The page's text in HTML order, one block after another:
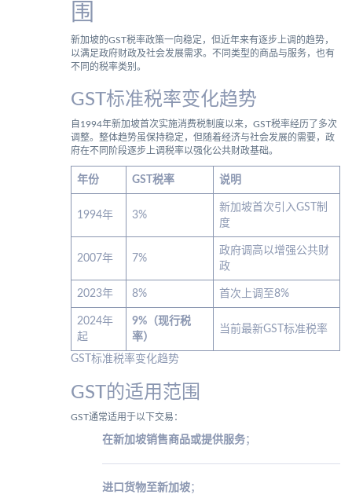
围
新加坡的GST税率政策一向稳定，但近年来有逐步上调的趋势，
以满足政府财政及社会发展需求。不同类型的商品与服务，也有
不同的税率类别。
GST标准税率变化趋势
自1994年新加坡首次实施消费税制度以来，GST税率经历了多次
调整。整体趋势虽保持稳定，但随着经济与社会发展的需要，政
府在不同阶段逐步上调税率以强化公共财政基础。
年份 GST税率 说明
1994年 3%
新加坡首次引入GST制
度
2007年 7%
政府调高以增强公共财
政
2023年 8% 首次上调至8%
2024年
起
9%（现行税
率）
当前最新GST标准税率
GST标准税率变化趋势
GST的适用范围
GST通常适用于以下交易：
在新加坡销售商品或提供服务；
进口货物至新加坡；